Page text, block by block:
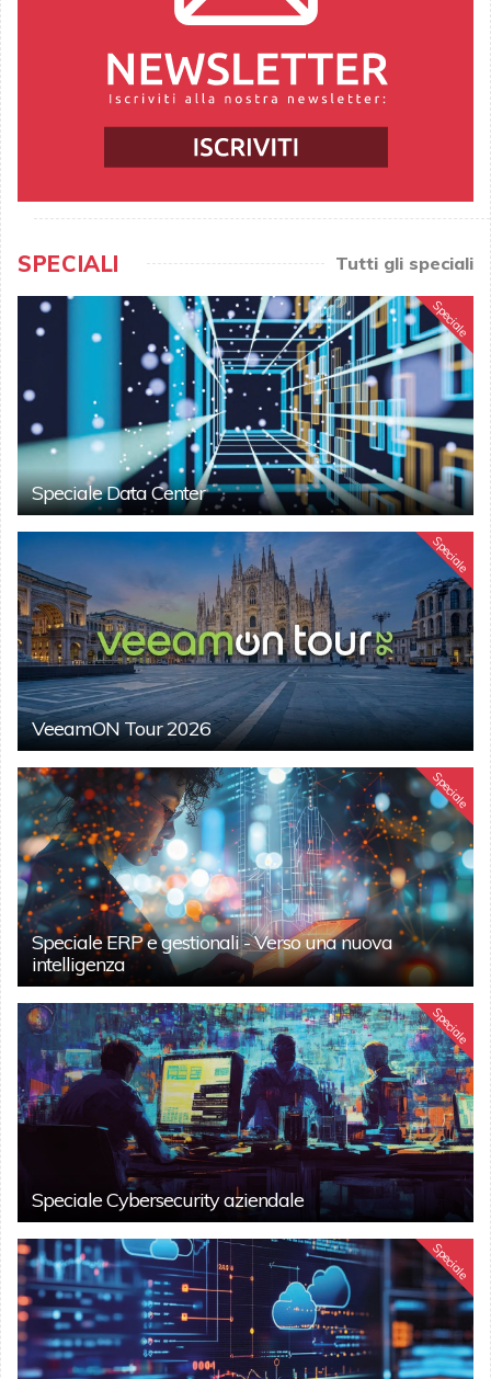
SPECIALI Tutti gli speciali
Speciale
Speciale Data Center
Speciale
VeeamON Tour 2026
Speciale
Speciale ERP e gestionali - Verso una nuova
intelligenza
Speciale
Speciale Cybersecurity aziendale
Speciale